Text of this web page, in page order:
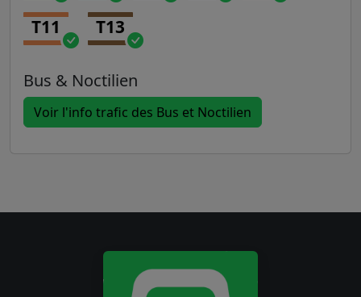
T11 T13
Bus & Noctilien
Voir l'info trafic des Bus et Noctilien